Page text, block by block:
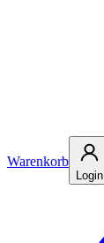
Warenkorb
Login